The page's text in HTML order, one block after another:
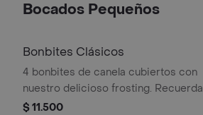
Bocados Pequeños
Bonbites Clásicos
4 bonbites de canela cubiertos con
nuestro delicioso frosting. Recuerda
calentar en microondas 10 s.
$ 11.500